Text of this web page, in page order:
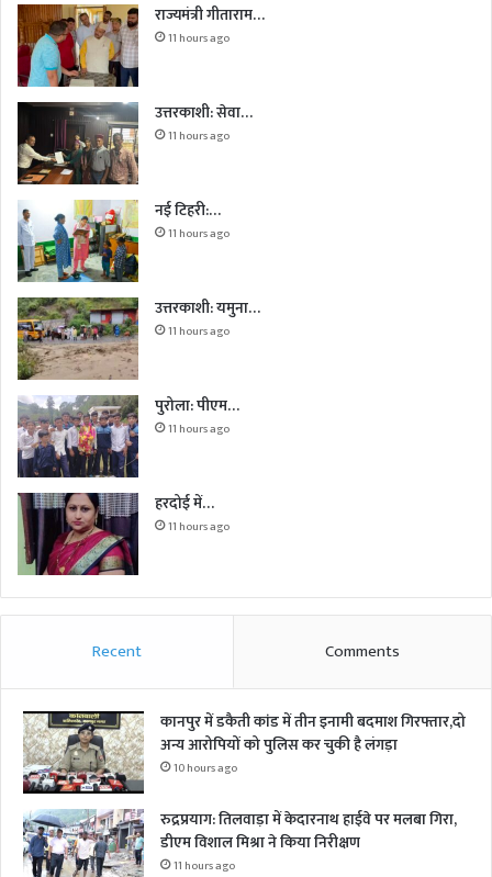
राज्यमंत्री गीताराम…
11 hours ago
उत्तरकाशी: सेवा…
11 hours ago
नई टिहरी:…
11 hours ago
उत्तरकाशी: यमुना…
11 hours ago
पुरोला: पीएम…
11 hours ago
हरदोई में…
11 hours ago
Recent Comments
कानपुर में डकैती कांड में तीन इनामी बदमाश गिरफ्तार,दो
अन्य आरोपियों को पुलिस कर चुकी है लंगड़ा
10 hours ago
रुद्रप्रयाग: तिलवाड़ा में केदारनाथ हाईवे पर मलबा गिरा,
डीएम विशाल मिश्रा ने किया निरीक्षण
11 hours ago